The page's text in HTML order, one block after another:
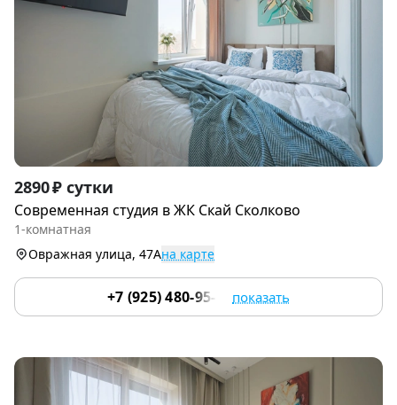
Item
1
of
9
2890 ₽ сутки
Современная студия в ЖК Скай Сколково
1-комнатная
Овражная улица, 47Ана карте
+7 (925) 480-95-17 показать